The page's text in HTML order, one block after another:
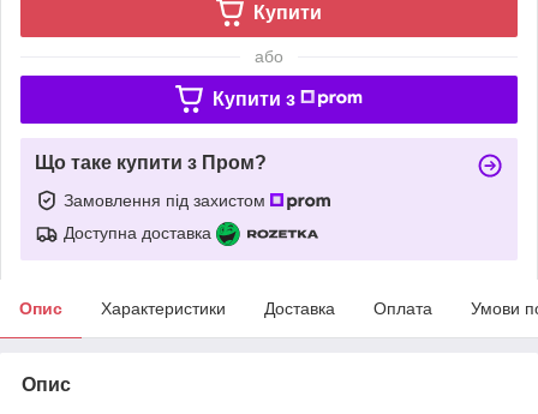
Купити
або
Купити з
Що таке купити з Пром?
Замовлення під захистом
Доступна доставка
Опис Характеристики Доставка Оплата Умови
Опис